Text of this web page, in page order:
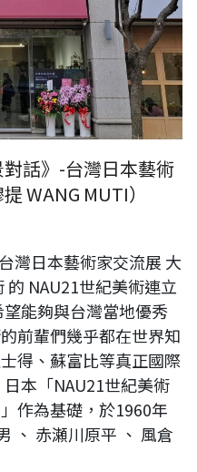
對話》-台灣日本藝術
WANG MUTI）
灣日本藝術家交流展 大
NAU21世紀美術連立
能夠與台灣當地優秀
前輩們幾乎都在世界知
得、蘇富比等真正國際
本「NAU21世紀美術
作為基礎，於1960年
、 赤瀬川原平 、 風倉